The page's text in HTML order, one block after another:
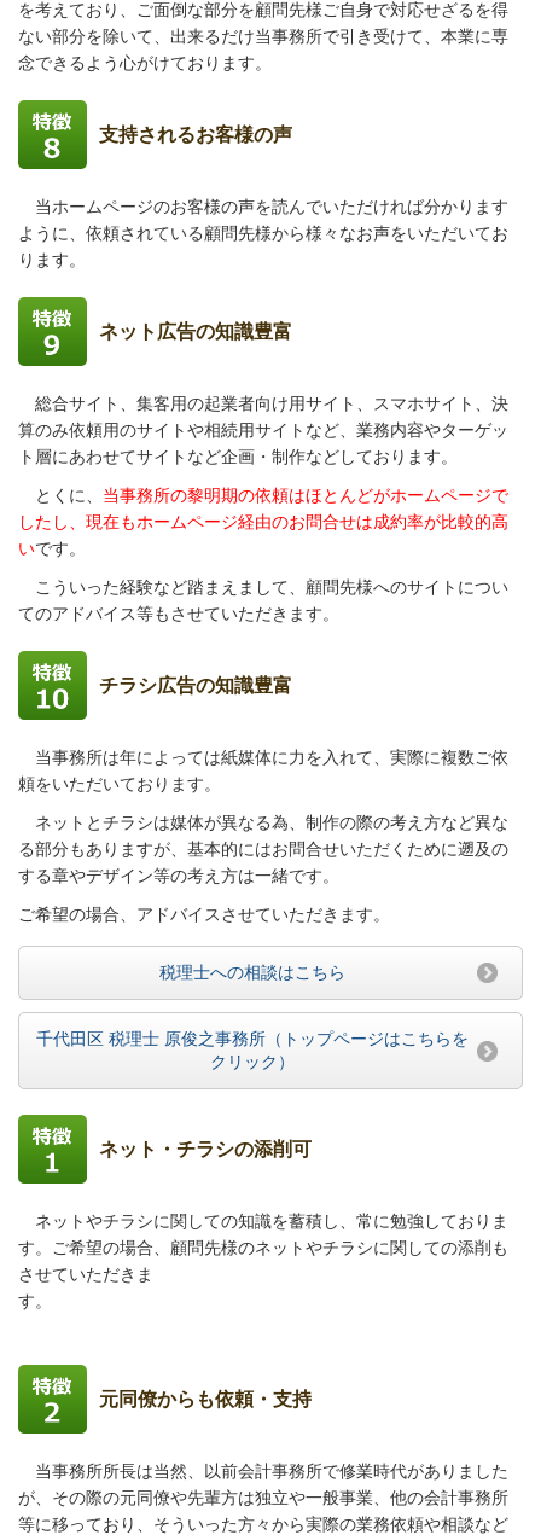
を考えており、ご面倒な部分を顧問先様ご自身で対応せざるを得
ない部分を除いて、出来るだけ当事務所で引き受けて、本業に専
念できるよう心がけております。
支持されるお客様の声
当ホームページのお客様の声を読んでいただければ分かります
ように、依頼されている顧問先様から様々なお声をいただいてお
ります。
ネット広告の知識豊富
総合サイト、集客用の起業者向け用サイト、スマホサイト、決
算のみ依頼用のサイトや相続用サイトなど、業務内容やターゲッ
ト層にあわせてサイトなど企画・制作などしております。
とくに、 当事務所の黎明期の依頼はほとんどがホームページで
したし、現在もホームページ経由のお問合せは成約率が比較的高
いです。
こういった経験など踏まえまして、顧問先様へのサイトについ
てのアドバイス等もさせていただきます。
チラシ広告の知識豊富
当事務所は年によっては紙媒体に力を入れて、実際に複数ご依
頼をいただいております。
ネットとチラシは媒体が異なる為、制作の際の考え方など異な
る部分もありますが、基本的にはお問合せいただくために遡及の
する章やデザイン等の考え方は一緒です。
ご希望の場合、アドバイスさせていただきます。
税理士への相談はこちら
千代田区 税理士 原俊之事務所（トップページはこちらを
クリック）
ネット・チラシの添削可
ネットやチラシに関しての知識を蓄積し、常に勉強しておりま
す。ご希望の場合、顧問先様のネットやチラシに関しての添削も
させていただきま
す。
元同僚からも依頼・支持
当事務所所長は当然、以前会計事務所で修業時代がありました
が、その際の元同僚や先輩方は独立や一般事業、他の会計事務所
等に移っており、そういった方々から実際の業務依頼や相談など